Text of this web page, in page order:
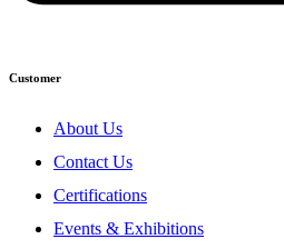
Customer
About Us
Contact Us
Certifications
Events & Exhibitions